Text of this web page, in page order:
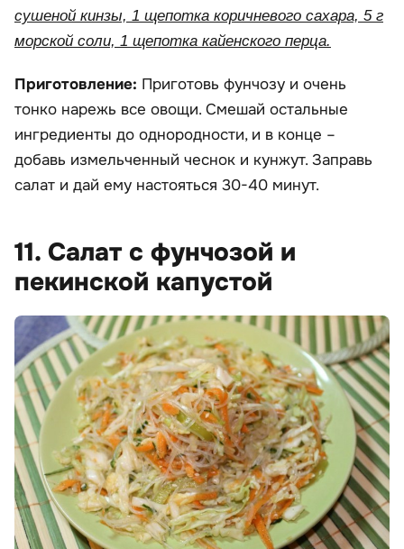
сушеной кинзы, 1 щепотка коричневого сахара, 5 г
морской соли, 1 щепотка кайенского перца.
Приготовление: Приготовь фунчозу и очень
тонко нарежь все овощи. Смешай остальные
ингредиенты до однородности, и в конце –
добавь измельченный чеснок и кунжут. Заправь
салат и дай ему настояться 30-40 минут.
11. Салат с фунчозой и
пекинской капустой